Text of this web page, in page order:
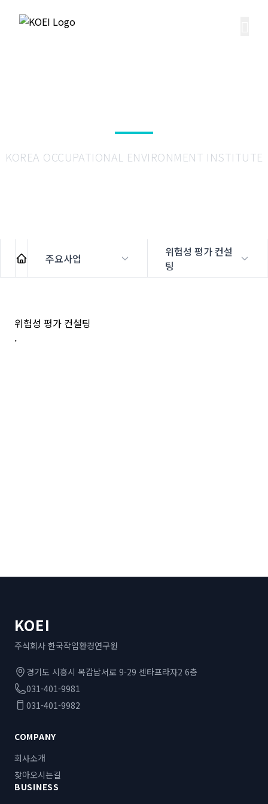
KOREA OCCUPATIONAL ENVIRONMENT INSTITUTE
주요사업
위험성 평가 컨설
팅
위험성 평가 컨설팅
.
KOEI
주식회사 한국작업환경연구원
경기도 시흥시 목감남서로 9-29 센타프라자2 6층
031-401-9981
031-401-9982
COMPANY
회사소개
찾아오시는길
BUSINESS